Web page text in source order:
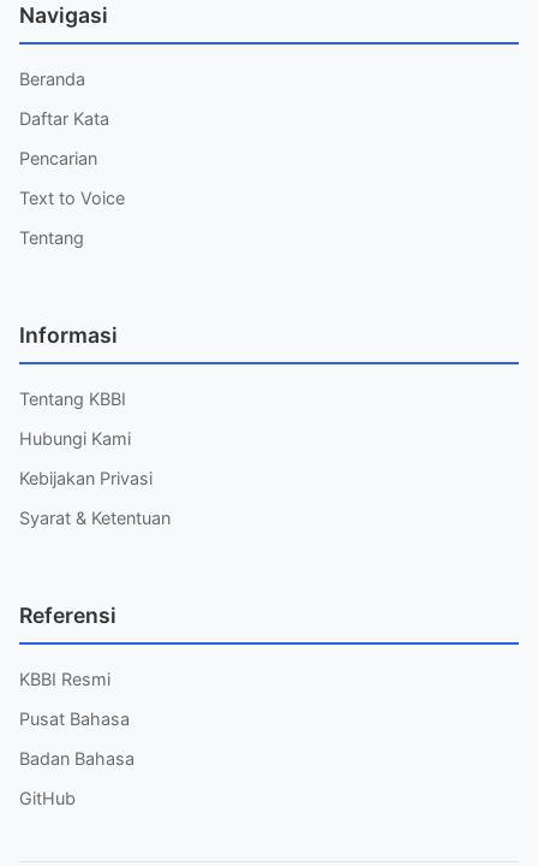
Navigasi
Beranda
Daftar Kata
Pencarian
Text to Voice
Tentang
Informasi
Tentang KBBI
Hubungi Kami
Kebijakan Privasi
Syarat & Ketentuan
Referensi
KBBI Resmi
Pusat Bahasa
Badan Bahasa
GitHub